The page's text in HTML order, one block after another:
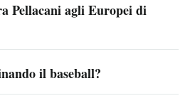
Pellacani agli Europei di
il baseball?